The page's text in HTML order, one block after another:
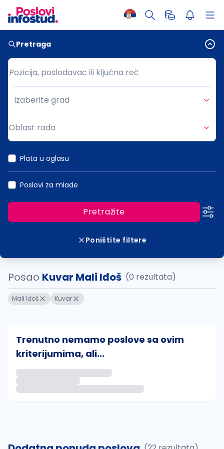
Pretraga
Pozicija, poslodavac ili ključna reč
Pozicija, poslodavac ili ključna reč
Grad
Izaberite grad
Oblast rada
Plata u oglasu
Poslovi za mlade
Pretražite
Poništite filtere
Posao Kuvar Mali Iđoš (0 rezultata)
Mali Iđoš Kuvar
Trenutno nemamo poslove sa ovim
kriterijumima, ali...